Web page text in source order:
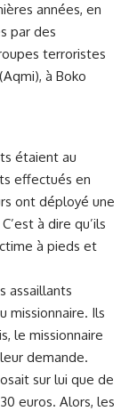
années, en
par des
terroristes
à Boko
étaient au
effectués en
ont déployé une
à dire qu’ils
à pieds et
assaillants
missionnaire. Ils
le missionnaire
demande.
sur lui que de
euros. Alors, les